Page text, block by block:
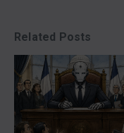
Related Posts